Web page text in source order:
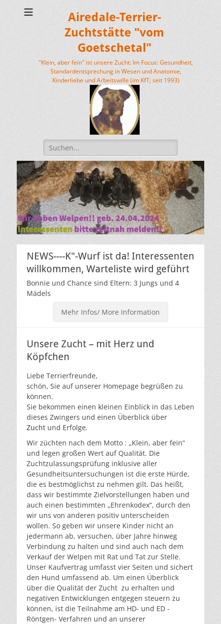
Airedale-Terrier-
Zuchtstätte "vom
Goetschetal"
"Klein, aber fein" ist unsere Zucht: Im Focus: Gesundheit,
Standardentsprechung in Wesen und Anatomie,
Kinderliebe und Arbeitswille (im KfT; seit 1993)
Suchen
nach:
NEWS----K"-Wurf ist da! Interessenten
willkommen, Warteliste wird geführt
Bonnie und Chance sind Eltern: 3 Jungs und 4
Mädels
Mehr Infos/ More Information
Unsere Zucht – mit Herz und
Köpfchen
Liebe Terrierfreunde,
schön, Sie auf unserer Homepage begrüßen zu
können.
Sie bekommen einen kleinen Einblick in das Leben
dieses Zwingers und einen Überblick über
Zucht und Erfolge.
Wir züchten nach dem Motto : „Klein, aber fein“
und legen großen Wert auf Qualität. Die
Zuchtzulassungsprüfung inklusive aller
Gesundheitsuntersuchungen ist die erste Hürde,
die es bestmöglichst zu nehmen gilt. Das heißt,
dass wir bestimmte Zielvorstellungen haben und
auch einen bestimmten „Ehrenkodex“, durch den
wir uns von anderen positiv unterscheiden
wollen. So geben wir unsere Kinder nicht an
jedermann ab, versuchen, über Jahre hinweg
Verbindung zu halten und sind auch nach dem
Verkauf der Welpen mit Rat und Tat zur Stelle.
Unser Kaufvertrag umfasst vier Seiten und sichert
den Hund umfassend ab. Um einen Überblick
über die Qualität der Zucht zu erhalten und
negativen Entwicklungen entgegen steuern zu
können, ist die Teilnahme am HD- und ED -
Röntgen- Verfahren und an unserer